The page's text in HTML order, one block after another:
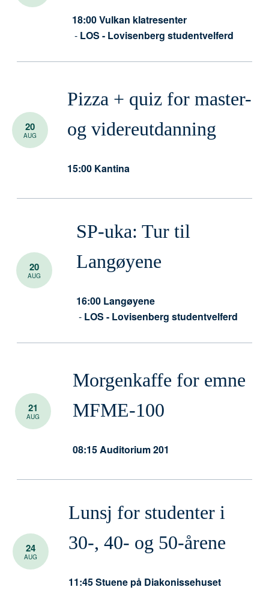
18:00Vulkan klatresenter
- LOS - Lovisenberg studentvelferd
20
AUG
Pizza + quiz for master-
og videreutdanning
15:00 Kantina
20
AUG
SP-uka: Tur til
Langøyene
16:00 Langøyene
- LOS - Lovisenberg studentvelferd
21
AUG
Morgenkaffe for emne
MFME-100
08:15Auditorium 201
24
AUG
Lunsj for studenter i
30-, 40- og 50-årene
11:45Stuene på Diakonissehuset